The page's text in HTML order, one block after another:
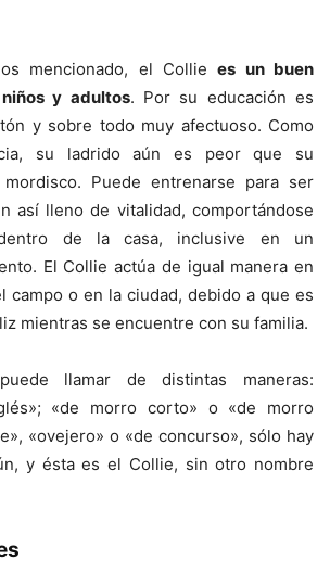
mencionado, el Colliees un buen
y adultos. Por su educación es
y sobre todo muy afectuoso. Como
su ladrido aún es peor que su
mordisco. Puede entrenarse para ser
así lleno de vitalidad, comportándose
dentro de la casa, inclusive en un
El Collie actúa de igual manera en
campo o en la ciudad, debido a que es
mientras se encuentre con su familia.
llamar de distintas maneras:
«de morro corto» o «de morro
«ovejero» o «de concurso», sólo hay
y ésta es el Collie, sin otro nombre